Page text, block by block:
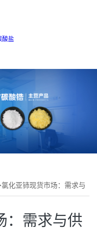
酸盐
氯化亚铈现货市场：需求与
：需求与供